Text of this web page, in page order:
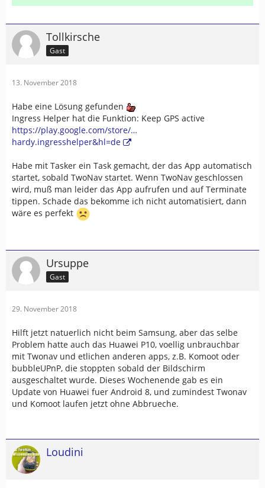
Tollkirsche
Gast
13. November 2018
Habe eine Lösung gefunden
Ingress Helper hat die Funktion: Keep GPS active
https://play.google.com/store/…
hardy.ingresshelper&hl=de
Habe mit Tasker ein Task gemacht, der das App automatisch
startet, sobald TwoNav startet. Wenn TwoNav geschlossen
wird, muß man leider das App aufrufen und auf Terminate
tippen. Schade das bekomme ich nicht automatisiert, dann
wäre es perfekt
Ursuppe
Gast
29. November 2018
Hilft jetzt natuerlich nicht beim Samsung, aber das selbe
Problem hatte auch das Huawei P10, voellig unbrauchbar
mit Twonav und etlichen anderen apps, z.B. Komoot oder
bubbleUPnP, die stoppten sobald der Bildschirm
ausgeschaltet wurde. Dieses Wochenende gab es ein
Update von Huawei fuer Android 8, und zumindest Twonav
und Komoot laufen jetzt ohne Abbrueche.
Loudini